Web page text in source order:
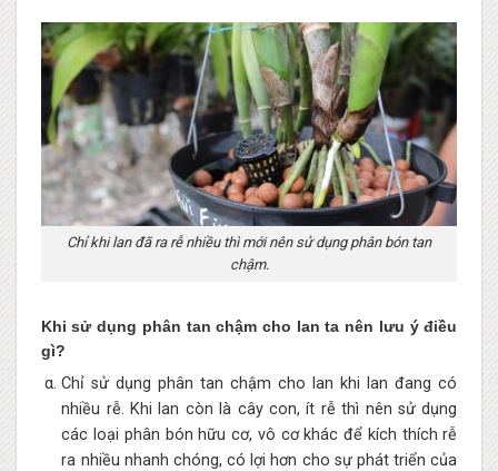
Chỉ khi lan đã ra rễ nhiều thì mới nên sử dụng phân bón tan
chậm.
Khi sử dụng phân tan chậm cho lan ta nên lưu ý điều
gì?
Chỉ sử dụng phân tan chậm cho lan khi lan đang có
nhiều rễ. Khi lan còn là cây con, ít rễ thì nên sử dụng
các loại phân bón hữu cơ, vô cơ khác để kích thích rễ
ra nhiều nhanh chóng, có lợi hơn cho sự phát triển của